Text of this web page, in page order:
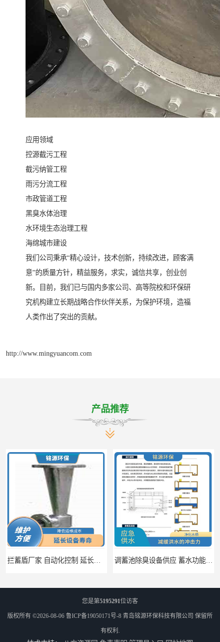
应用领域
控源截污工程
截污纳管工程
雨污分流工程
市政管道工程
黑臭水体治理
水环境生态治理工程
海绵城市建设
我们公司秉承“精心设计，技术创新，持续改进，顾客满
意”的质量方针，精益服务，求实，诚信共享，创业创
新。目前，我们已与国内多家公司、高等院校和环保研
究机构建立长期战略合作伙伴关系，为保护环境，造福
人类作出了突出的贡献。
http://www.mingyuancom.com
产品推荐
调蓄池除臭设备供应 蓄水功能 暂时储存大量雨水 调蓄池自动化冲洗装置 省水节能 提高工作效率
您是第5195291位访客
版权所有 ©2026-08-06 鲁ICP备19050171号-8 青岛铭源环保科技有限公司 保留所
有权利.